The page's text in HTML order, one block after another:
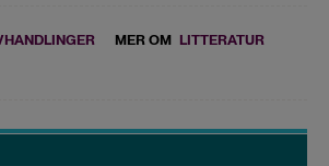
MER OM LITTERATUR